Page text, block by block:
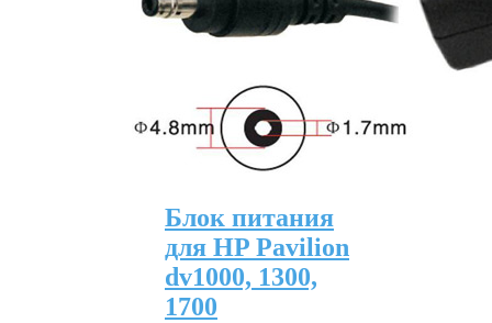
Блок питания
для HP Pavilion
dv1000, 1300,
1700